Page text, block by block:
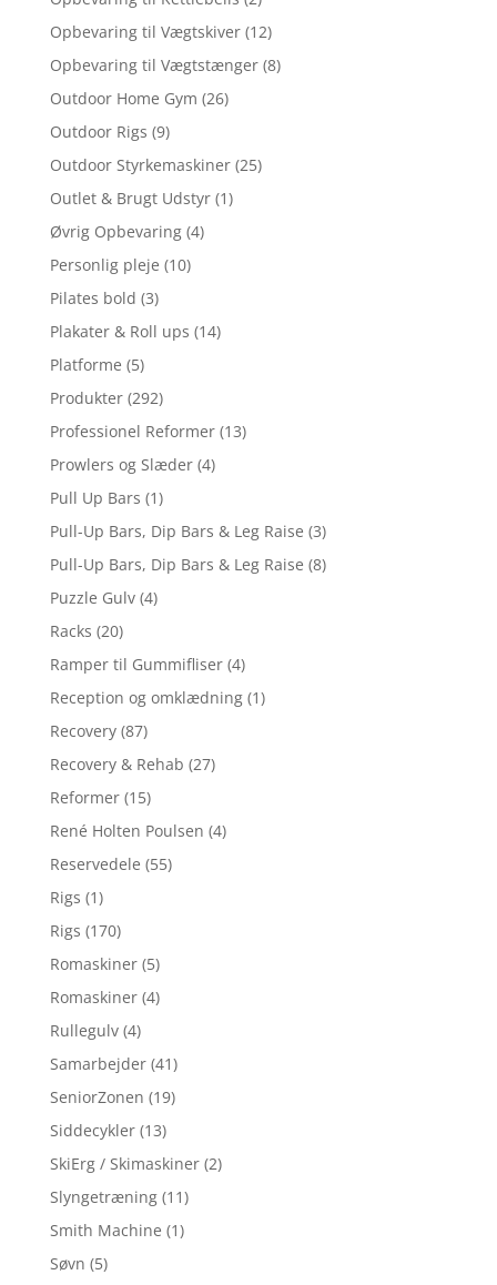
Opbevaring til Vægtskiver (12)
Opbevaring til Vægtstænger (8)
Outdoor Home Gym (26)
Outdoor Rigs (9)
Outdoor Styrkemaskiner (25)
Outlet & Brugt Udstyr (1)
Øvrig Opbevaring (4)
Personlig pleje (10)
Pilates bold (3)
Plakater & Roll ups (14)
Platforme (5)
Produkter (292)
Professionel Reformer (13)
Prowlers og Slæder (4)
Pull Up Bars (1)
Pull-Up Bars, Dip Bars & Leg Raise (3)
Pull-Up Bars, Dip Bars & Leg Raise (8)
Puzzle Gulv (4)
Racks (20)
Ramper til Gummifliser (4)
Reception og omklædning (1)
Recovery (87)
Recovery & Rehab (27)
Reformer (15)
René Holten Poulsen (4)
Reservedele (55)
Rigs (1)
Rigs (170)
Romaskiner (5)
Romaskiner (4)
Rullegulv (4)
Samarbejder (41)
SeniorZonen (19)
Siddecykler (13)
SkiErg / Skimaskiner (2)
Slyngetræning (11)
Smith Machine (1)
Søvn (5)